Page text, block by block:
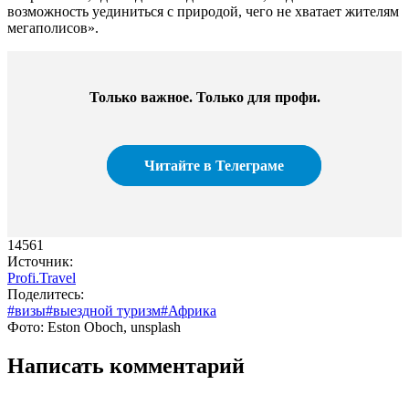
возможность уединиться с природой, чего не хватает жителям
мегаполисов».
Только важное. Только для профи.​
Читайте в Телеграме
14561
Источник:
Profi.Travel
Поделитесь:
#визы#выездной туризм#Африка
Фото: Eston Oboch, unsplash
Написать комментарий